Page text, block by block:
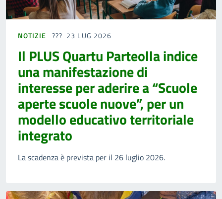
NOTIZIE 23 LUG 2026
Il PLUS Quartu Parteolla indice
una manifestazione di
interesse per aderire a “Scuole
aperte scuole nuove”, per un
modello educativo territoriale
integrato
La scadenza è prevista per il 26 luglio 2026.